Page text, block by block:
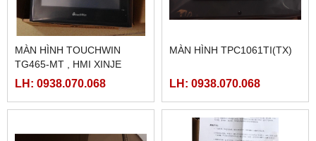
MÀN HÌNH TOUCHWIN
TG465-MT , HMI XINJE
TG465-MT
LH: 0938.070.068
MÀN HÌNH TPC1061TI(TX)
LH: 0938.070.068